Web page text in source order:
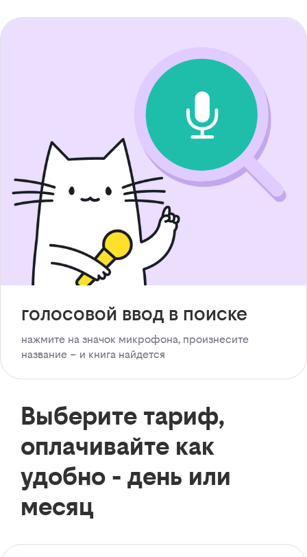
голосовой ввод в поиске
нажмите на значок микрофона, произнесите
название – и книга найдется
Выберите тариф,
оплачивайте как
удобно - день или
месяц